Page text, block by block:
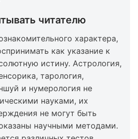
читателю
характера,
как указание к
истину. Астрология,
тарология,
и нумерология не
науками, их
не могут быть
научными методами.